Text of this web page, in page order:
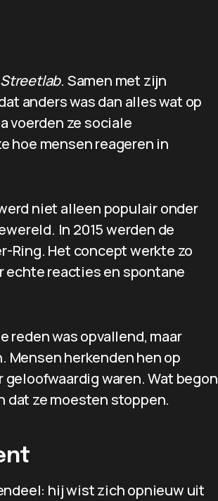
Streetlab. Samen met zijn
anders was dan alles wat op
voerden ze sociale
hoe mensen reageren in
niet alleen populair onder
In 2015 werden de
Ring. Het concept werkte zo
echte reacties en spontane
reden was opvallend, maar
Mensen herkenden hen op
waren. Wat begon
dat ze moesten stoppen.
hij wist zich opnieuw uit